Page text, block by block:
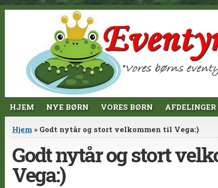
Jump to Content
HJEM NYE BØRN VORES BØRN AFDELINGER
Du er her
Hjem » Godt nytår og stort velkommen til Vega:)
Godt nytår og stort
Vega:)